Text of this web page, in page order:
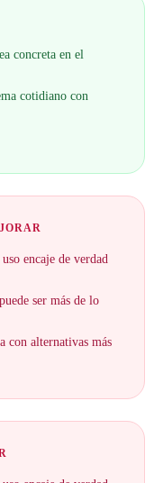
concreta en el
cotidiano con
encaje de verdad
ser más de lo
con alternativas más